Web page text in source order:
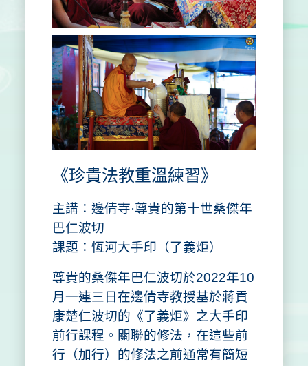
《珍貴法教重溫練習》
主講：邊倩寺·尊貴的第十世桑傑年
巴仁波切
課題：恆河大手印（了義炬）
尊貴的桑傑年巴仁波切於2022年10
月一連三日在邊倩寺教授基於蔣貢
康楚仁波切的《了義炬》之大手印
前行課程。關聯的修法，在這些前
行（加行）的修法之前通常有簡短